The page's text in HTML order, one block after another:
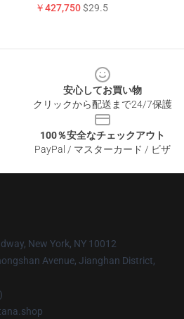
￥427,750$29.5
安心してお買い物
クリックから配送まで24/7保護
100％安全なチェックアウト
PayPal / マスターカード / ビザ
New York, NY 10012
Avenue, Jianghan District,